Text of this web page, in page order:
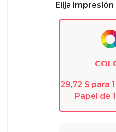
Elija
29,72 $ para
Papel de